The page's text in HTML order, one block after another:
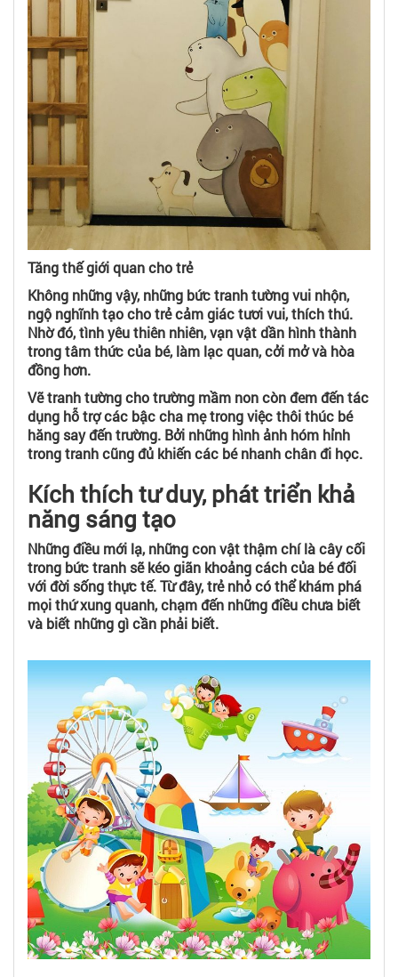
Tăng thế giới quan cho trẻ
Không những vậy, những bức tranh tường vui nhộn,
ngộ nghĩnh tạo cho trẻ cảm giác tươi vui, thích thú.
Nhờ đó, tình yêu thiên nhiên, vạn vật dần hình thành
trong tâm thức của bé, làm lạc quan, cởi mở và hòa
đồng hơn.
Vẽ tranh tường cho trường mầm non còn đem đến tác
dụng hỗ trợ các bậc cha mẹ trong việc thôi thúc bé
hăng say đến trường. Bởi những hình ảnh hóm hỉnh
trong tranh cũng đủ khiến các bé nhanh chân đi học.
Kích thích tư duy, phát triển khả
năng sáng tạo
Những điều mới lạ, những con vật thậm chí là cây cối
trong bức tranh sẽ kéo giãn khoảng cách của bé đối
với đời sống thực tế. Từ đây, trẻ nhỏ có thể khám phá
mọi thứ xung quanh, chạm đến những điều chưa biết
và biết những gì cần phải biết.